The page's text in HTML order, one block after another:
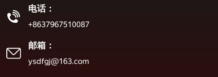
电话：
+8637967510087
邮箱：
ysdfgj@163.com